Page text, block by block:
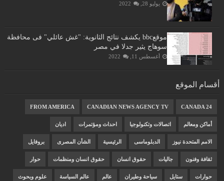
يوليو 28, 2022
موقعbbc يكشف نتائج الثانوية: "غش عائلي" فى محافظة
سوهاج يثير جدلا في مصر
أغسطس 11, 2022
أقسام الموقع
CANADA 24
CANADIAN NEWS AGENCY TV
FROM AMERICA
أماكن ومعالم اتصالات وتكنولوجيا احداث ومؤتمرات اديان
الامم المتحدة نيوز الدبلوماسى الرئيسية الشأن المصرى بروفايل
ثقافة وفنون جاليات حقوق انسان حقوق انسان ومنظمات حوار
حوارات ستايل سياحة وطيران عالم عالم السياسة علوم وبحوث